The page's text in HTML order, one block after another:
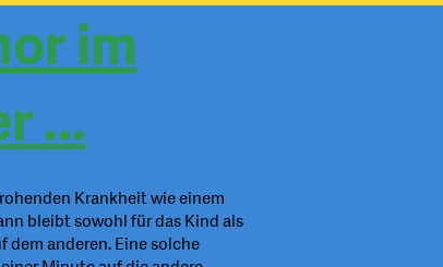
im
...
Krankheit wie einem
bleibt sowohl für das Kind als
dem anderen. Eine solche